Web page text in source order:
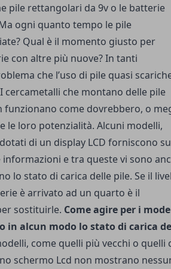
pile rettangolari da 9v o le batterie
ogni quanto tempo le pile
Qual è il momento giusto per
con altre più nuove? In tanti
che l’uso di pile quasi
cercametalli che montano delle pile
funzionano come dovrebbero, o
le loro potenzialità. Alcuni modelli,
di un display LCD forniscono
e tra queste vi sono
lo stato di carica delle pile. Se il
è arrivato ad un quarto è il
sostituirle. Come agire per i
in alcun modo lo stato di carica
come quelli più vecchi o quelli
schermo Lcd non mostrano